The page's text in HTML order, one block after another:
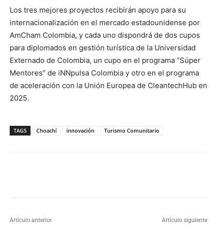
Los tres mejores proyectos recibirán apoyo para su
internacionalización en el mercado estadounidense por
AmCham Colombia, y cada uno dispondrá de dos cupos
para diplomados en gestión turística de la Universidad
Externado de Colombia, un cupo en el programa “Súper
Mentores” de iNNpulsa Colombia y otro en el programa
de aceleración con la Unión Europea de CleantechHub en
2025.
TAGS Choachí innovación Turismo Comunitario
Artículo anterior Artículo siguiente